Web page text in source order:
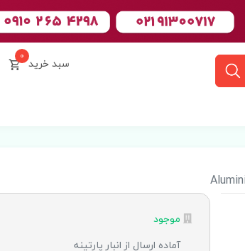
سبد خرید 0
موجود
آماده ارسال از انبار پارتینه